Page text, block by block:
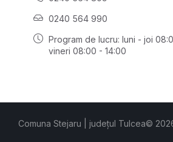
0240 564 990
Program de lucru: luni - joi
vineri 08:00 - 14:00
Comuna Stejaru | județul Tulcea©